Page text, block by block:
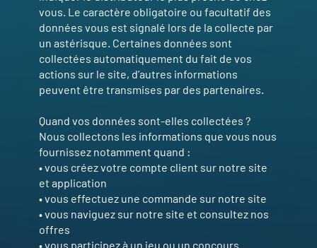
vous. Le caractère obligatoire ou facultatif des
données vous est signalé lors de la collecte par
un astérisque. Certaines données sont
collectées automatiquement du fait de vos
actions sur le site, d’autres informations
peuvent être transmises par des partenaires.
Quand vos données sont-elles collectées ?
Nous collectons les informations que vous nous
fournissez notamment quand :
• vous créez votre compte client sur notre site
et application
• vous effectuez une commande sur notre site
• vous naviguez sur notre site et consultez nos
offres
• vous participez à un jeu ou un concours